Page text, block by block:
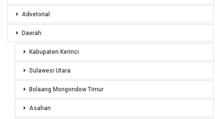
Advetorial
Daerah
Kabupaten Kerinci
Sulawesi Utara
Bolaang Mongondow Timur
Asahan